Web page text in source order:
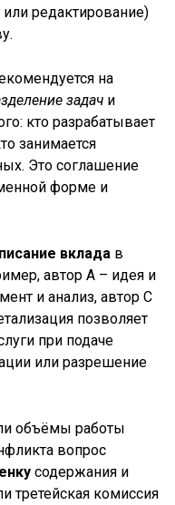
редактирование)
на
задач и
кто разрабатывает
занимается
Это соглашение
форме и
вклада в
автор A – идея и
и анализ, автор C
позволяет
при подаче
или разрешение
объёмы работы
вопрос
содержания и
третейская комиссия